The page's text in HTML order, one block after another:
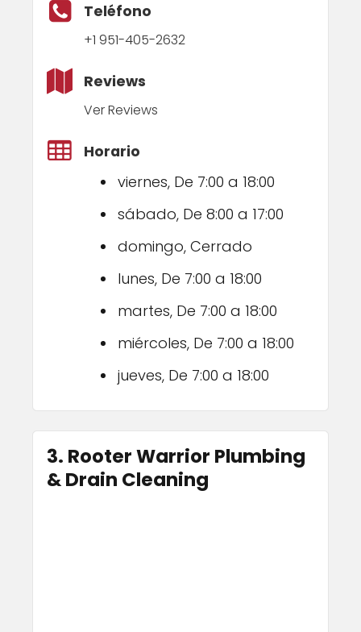
Teléfono
+1 951-405-2632
Reviews
Ver Reviews
Horario
viernes, De 7:00 a 18:00
sábado, De 8:00 a 17:00
domingo, Cerrado
lunes, De 7:00 a 18:00
martes, De 7:00 a 18:00
miércoles, De 7:00 a 18:00
jueves, De 7:00 a 18:00
3. Rooter Warrior Plumbing
& Drain Cleaning